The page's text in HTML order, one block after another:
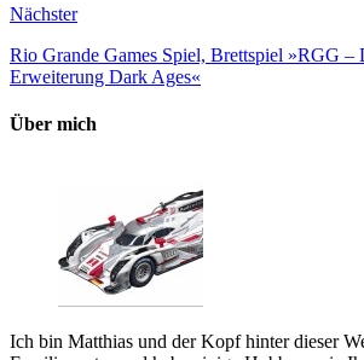
Nächster
Rio Grande Games Spiel, Brettspiel »RGG –
Erweiterung Dark Ages«
Über mich
Ich bin Matthias und der Kopf hinter dieser